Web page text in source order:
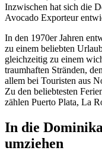
Inzwischen hat sich die
Avocado Exporteur
In den 1970er Jahren
zu einem beliebten
gleichzeitig zu einem
traumhaften Stränden,
allem bei Touristen aus
Zu den beliebtesten
zählen Puerto Plata, La
In die
umziehen